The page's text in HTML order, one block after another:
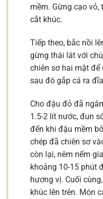
mềm. Gừng cạo vỏ,
cắt khúc.
Tiếp theo, bắc nồi
gừng thái lát với
chiên sơ hai mặt để
sau đó gắp cá ra
Cho đậu đỏ đã
1.5-2 lít nước, đun
đến khi đậu mềm
chép đã chiên sơ
còn lại, nêm nếm
khoảng 10-15 phút
hương vị. Cuối
khúc lên trên. Món